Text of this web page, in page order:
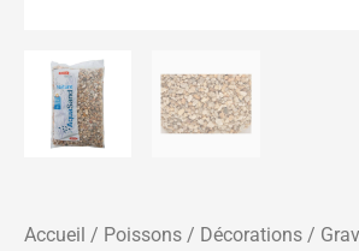
Accueil / Poissons / Décorations /